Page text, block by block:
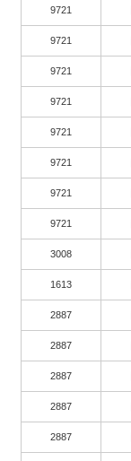
9721
9721
9721
9721
9721
9721
9721
9721
3008
1613
2887
2887
2887
2887
2887